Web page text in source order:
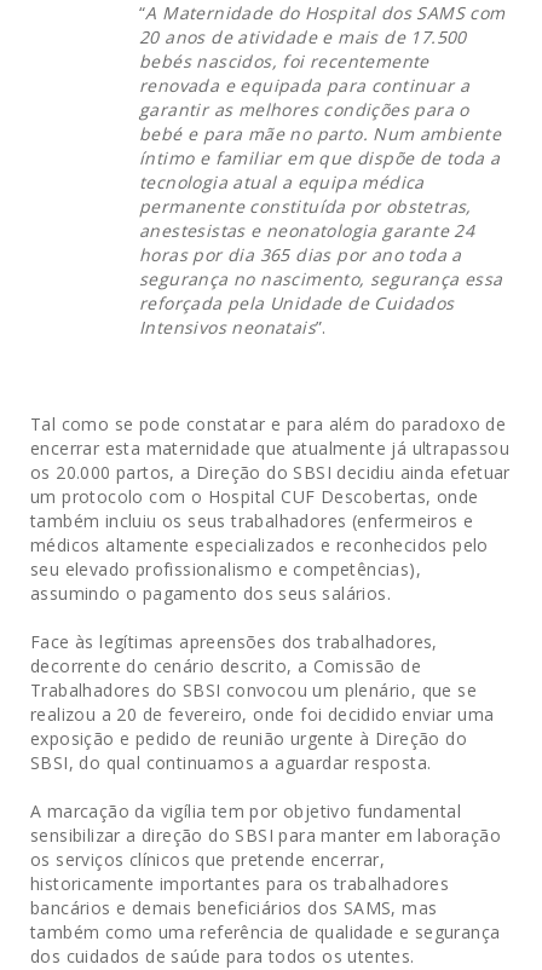
“A Maternidade do Hospital dos SAMS com
20 anos de atividade e mais de 17.500
bebés nascidos, foi recentemente
renovada e equipada para continuar a
garantir as melhores condições para o
bebé e para mãe no parto. Num ambiente
íntimo e familiar em que dispõe de toda a
tecnologia atual a equipa médica
permanente constituída por obstetras,
anestesistas e neonatologia garante 24
horas por dia 365 dias por ano toda a
segurança no nascimento, segurança essa
reforçada pela Unidade de Cuidados
Intensivos neonatais”.
Tal como se pode constatar e para além do paradoxo de
encerrar esta maternidade que atualmente já ultrapassou
os 20.000 partos, a Direção do SBSI decidiu ainda efetuar
um protocolo com o Hospital CUF Descobertas, onde
também incluiu os seus trabalhadores (enfermeiros e
médicos altamente especializados e reconhecidos pelo
seu elevado profissionalismo e competências),
assumindo o pagamento dos seus salários.
Face às legítimas apreensões dos trabalhadores,
decorrente do cenário descrito, a Comissão de
Trabalhadores do SBSI convocou um plenário, que se
realizou a 20 de fevereiro, onde foi decidido enviar uma
exposição e pedido de reunião urgente à Direção do
SBSI, do qual continuamos a aguardar resposta.
A marcação da vigília tem por objetivo fundamental
sensibilizar a direção do SBSI para manter em laboração
os serviços clínicos que pretende encerrar,
historicamente importantes para os trabalhadores
bancários e demais beneficiários dos SAMS, mas
também como uma referência de qualidade e segurança
dos cuidados de saúde para todos os utentes.